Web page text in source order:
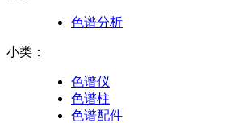
色谱分析
小类：
色谱仪
色谱柱
色谱配件